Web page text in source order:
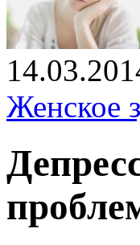
Женское